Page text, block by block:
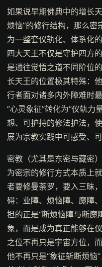
如果说早期佛典中的增长
烦恼”的修行结构，那么
为一整套仪轨化、体系化
四大天王不仅是守护四方
是通往觉悟之道不同阶位
长天王的位置极其特殊：
行者面对诸多内外障难时
“心灵象征”转化为“仪轨力
想、可护持的修法护法，
展为宗教实践中可感受、可
密教（尤其是东密与藏密
为密宗的修行方式本质上
者要修曼荼罗，要入三昧
碍：业障、烦恼障、魔障
担的正是“断烦恼障与断魔
象，而是成为真正能够在
之位不再只是宇宙方位，
他不再只是“象征斩断烦恼